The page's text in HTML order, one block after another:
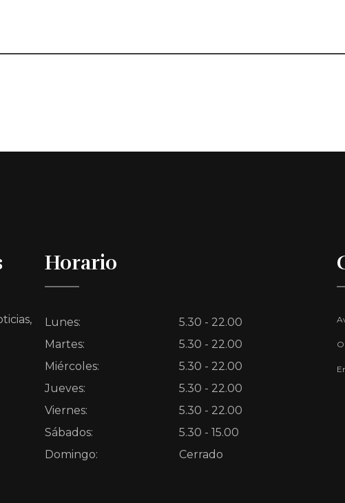
Horario
Lunes:
5.30 - 22.00
Martes:
5.30 - 22.00
Miércoles:
5.30 - 22.00
Jueves:
5.30 - 22.00
Viernes:
5.30 - 22.00
Sábados:
5.30 - 15.00
Domingo:
Cerrado